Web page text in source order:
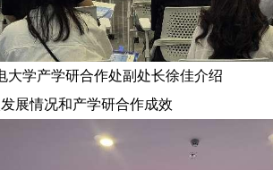
大学产学研合作处副处长徐佳介绍
展情况和产学研合作成效